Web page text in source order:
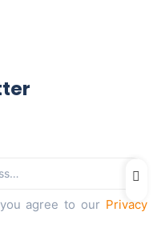
agree to our Privacy